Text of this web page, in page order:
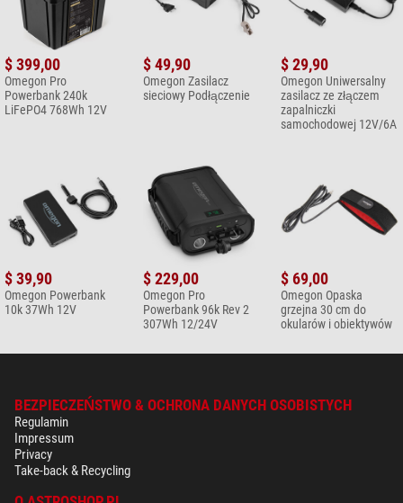
$ 399,00
Omegon Pro
Powerbank 240k
LiFePO4 768Wh 12V
$ 49,90
Omegon Zasilacz
sieciowy Podłączenie
$ 29,90
Omegon Uniwersalny
zasilacz ze złączem
zapalniczki
samochodowej 12V/6A
$ 39,90
Omegon Powerbank
10k 37Wh 12V
$ 229,00
Omegon Pro
Powerbank 96k Rev 2
307Wh 12/24V
$ 69,00
Omegon Opaska
grzejna 30 cm do
okularów i obiektywów
BEZPIECZEŃSTWO & OCHRONA DANYCH OSOBISTYCH
Regulamin
Impressum
Privacy
Take-back & Recycling